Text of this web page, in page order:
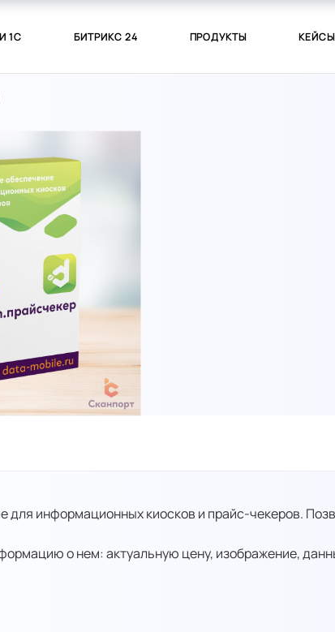
1С БИТРИКС 24 ПРОДУКТЫ КЕЙСЫ
для информационных киосков и прайс-чекеров.
о нем: актуальную цену, изображение,